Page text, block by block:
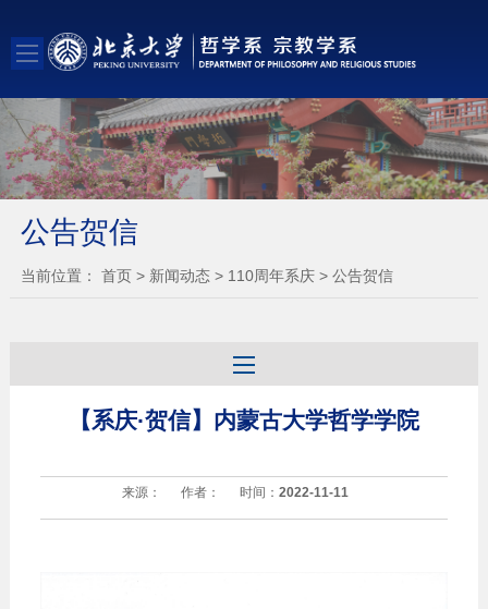
公告贺信
当前位置： 首页> 新闻动态> 110周年系庆> 公告贺信
【系庆·贺信】内蒙古大学哲学学院
来源： 作者： 时间：2022-11-11